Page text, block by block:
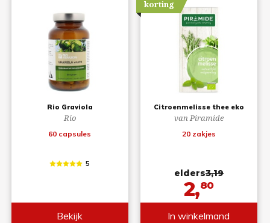
Rio Graviola
Rio
60 capsules
5
Bekijk
Citroenmelisse thee eko
van Piramide
20 zakjes
korting
elders3,19
2,80
In winkelmand